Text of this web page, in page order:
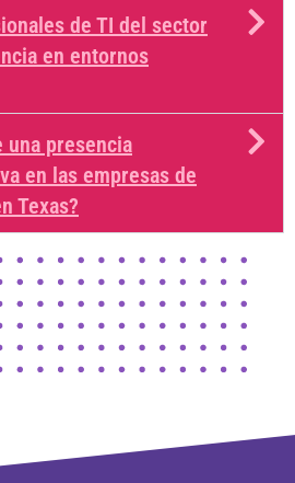
de TI del sector
en entornos
una presencia
en las empresas de
Texas?